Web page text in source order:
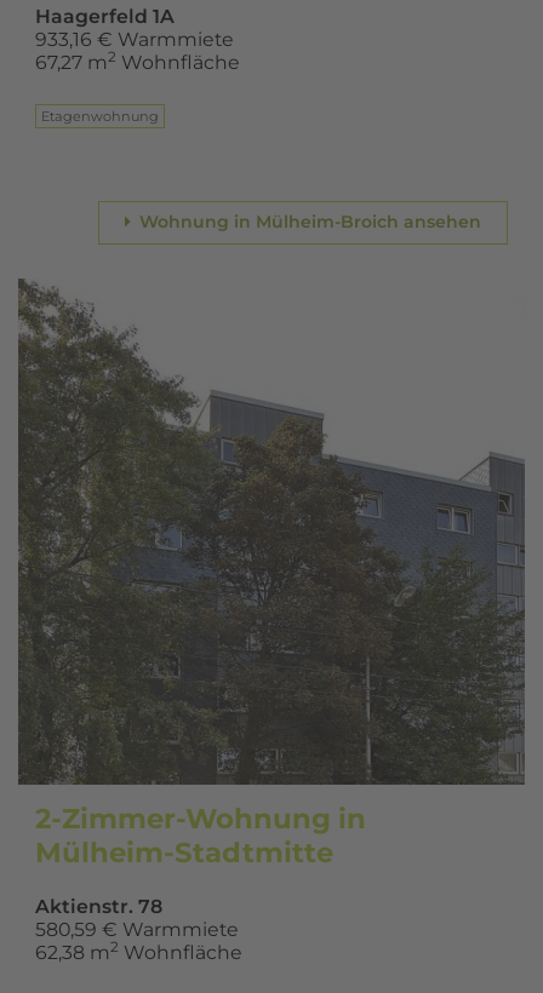
Haagerfeld 1A
933,16 € Warmmiete
67,27 m2 Wohnfläche
Eta­gen­woh­nung
Wohnung in Mülheim-Broich ansehen
2-Zimmer-Wohnung in
Mülheim-Stadtmitte
Aktienstr. 78
580,59 € Warmmiete
62,38 m2 Wohnfläche